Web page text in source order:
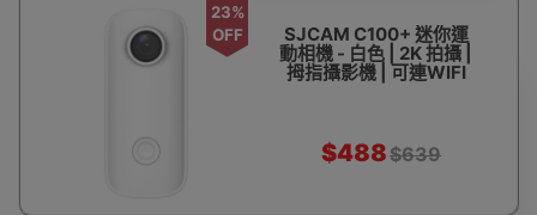
23%
OFF
SJCAM C100+ 迷你運
動相機 - 白色 | 2K 拍攝 |
拇指攝影機 | 可連WIFI
$488$639